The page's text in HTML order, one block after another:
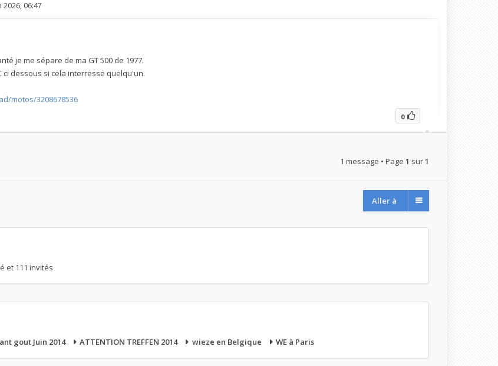
2026, 06:47
je me sépare de ma GT 500 de 1977.
ci dessous si cela interresse quelqu'un.
motos/3208678536
0
1 message • Page 1 sur1
Aller à
et 111 invités
gout Juin 2014 ATTENTION TREFFEN 2014 wieze en Belgique WE à Paris